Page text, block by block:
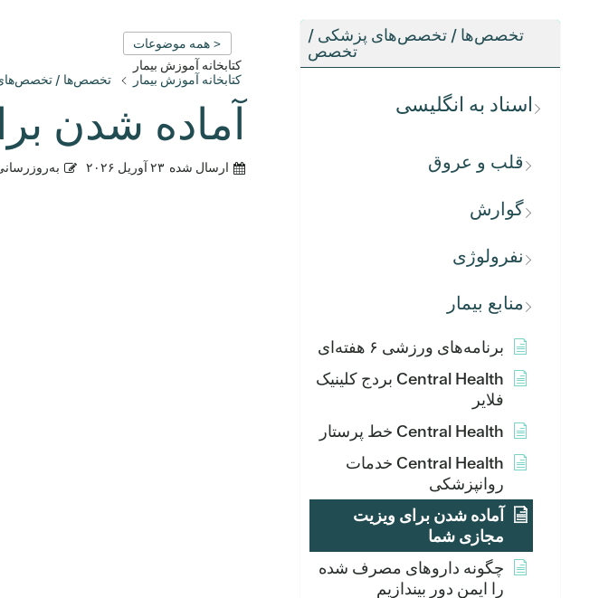
تخصص‌ها / تخصص‌های پزشکی /
تخصص
اسناد به انگلیسی
قلب و عروق
گوارش
نفرولوژی
منابع بیمار
برنامه‌های ورزشی ۶ هفته‌ای
Central Health بردج کلینیک
فلایر
Central Health خط پرستار
Central Health خدمات
روانپزشکی
آماده شدن برای ویزیت
مجازی شما
چگونه داروهای مصرف شده
را ایمن دور بیندازیم
< همه موضوعات
کتابخانه آموزش بیمار
کتابخانه آموزش بیمار
تخصص‌ها /
آماده شدن
ارسال شده ۲۳ آوریل ۲۰۲۶